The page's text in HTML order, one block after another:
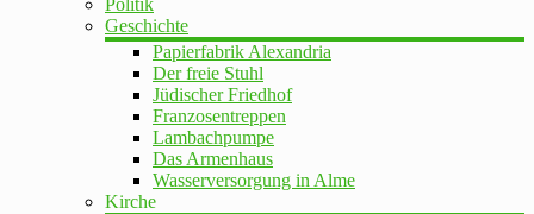
Politik
Geschichte
Papierfabrik Alexandria
Der freie Stuhl
Jüdischer Friedhof
Franzosentreppen
Lambachpumpe
Das Armenhaus
Wasserversorgung in Alme
Kirche